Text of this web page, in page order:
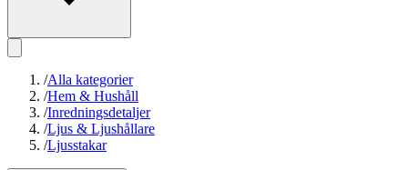
/Alla kategorier
/Hem & Hushåll
/Inredningsdetaljer
/Ljus & Ljushållare
/Ljusstakar